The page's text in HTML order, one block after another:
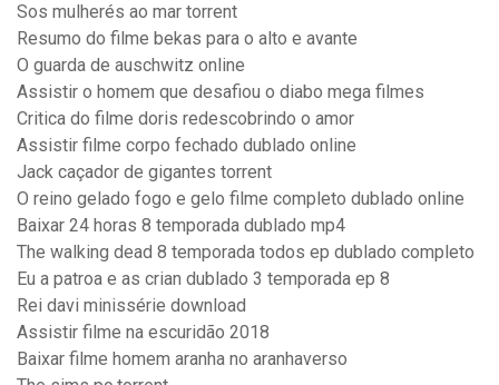
Sos mulherés ao mar torrent
Resumo do filme bekas para o alto e avante
O guarda de auschwitz online
Assistir o homem que desafiou o diabo mega filmes
Critica do filme doris redescobrindo o amor
Assistir filme corpo fechado dublado online
Jack caçador de gigantes torrent
O reino gelado fogo e gelo filme completo dublado online
Baixar 24 horas 8 temporada dublado mp4
The walking dead 8 temporada todos ep dublado completo
Eu a patroa e as crian dublado 3 temporada ep 8
Rei davi minissérie download
Assistir filme na escuridão 2018
Baixar filme homem aranha no aranhaverso